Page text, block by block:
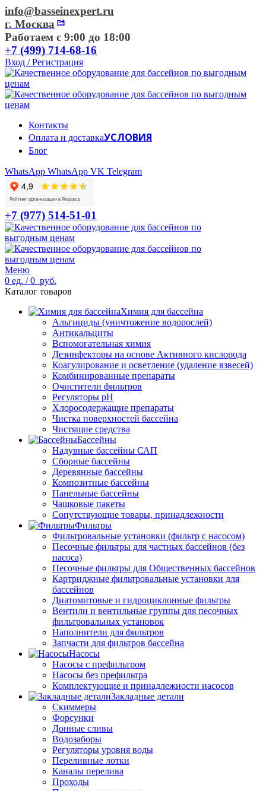
info@basseinexpert.ru
г. Москва
Работаем с 9:00 до 18:00
+7 (499) 714-68-16
Вход / Регистрация
Контакты
Оплата и доставкаУСЛОВИЯ
Блог
WhatsApp WhatsApp VK Telegram
+7 (977) 514-51-01
Меню
0 ед. / 0 руб.
Каталог товаров
Химия для бассейна
Альгициды (уничтожение водорослей)
Антикальциты
Вспомогательная химия
Дезинфекторы на основе Активного кислорода
Коагулирование и осветление (удаление взвесей)
Комбинированные препараты
Очистители фильтров
Регуляторы pH
Хлоросодержащие препараты
Чистка поверхностей бассейна
Чистящие средства
Бассейны
Надувные бассейны САП
Сборные бассейны
Деревянные бассейны
Композитные бассейны
Панельные бассейны
Чашковые пакеты
Сопутствующие товары, принадлежности
Фильтры
Фильтровальные установки (фильтр с насосом)
Песочные фильтры для частных бассейнов (без
насоса)
Песочные фильтры для Общественных бассейнов
Картриджные фильтровальные установки для
бассейнов
Диатомитовые и гидроциклонные фильтры
Вентили и вентильные группы для песочных
фильтровальных установок
Наполнители для фильтров
Запчасти для фильтров бассейна
Насосы
Насосы с префильтром
Насосы без префильтра
Комплектующие и принадлежности насосов
Закладные детали
Скиммеры
Форсунки
Донные сливы
Водозаборы
Регуляторы уровня воды
Переливные лотки
Каналы перелива
Проходы